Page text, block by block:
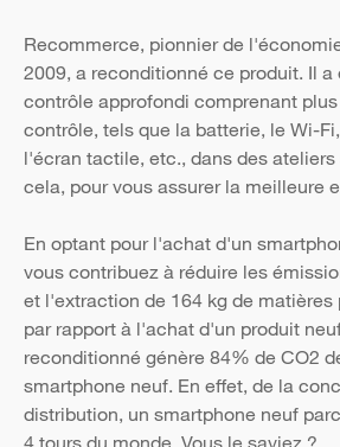
Recommerce, pionnier de
2009, a reconditionné ce produit. Il a
contrôle approfondi comprenant
contrôle, tels que la batterie, le Wi-
l'écran tactile, etc., dans des
cela, pour vous assurer la meilleure
En optant pour l'achat d'un
vous contribuez à réduire les
et l'extraction de 164 kg de matières
par rapport à l'achat d'un produit
reconditionné génère 84% de CO2
smartphone neuf. En effet, de la
distribution, un smartphone neuf
4 tours du monde. Vous le saviez ?